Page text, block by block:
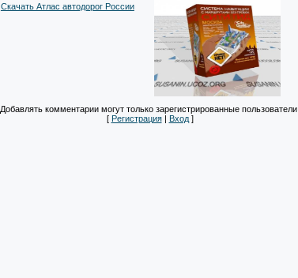
Скачать Атлас автодорог России
Добавлять комментарии могут только зарегистрированные пользователи.
[ Регистрация| Вход]